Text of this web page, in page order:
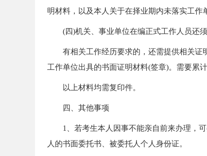
明材料，以及本人关于在择业期内未落实工作
(四)机关、事业单位在编正式工作人员还须
有相关工作经历要求的，还需提供相关证
工作单位出具的书面证明材料(签章)。需要累
以上材料均需复印件。
四、其他事项
1、若考生本人因事不能亲自前来办理，可
人的书面委托书、被委托人个人身份证。